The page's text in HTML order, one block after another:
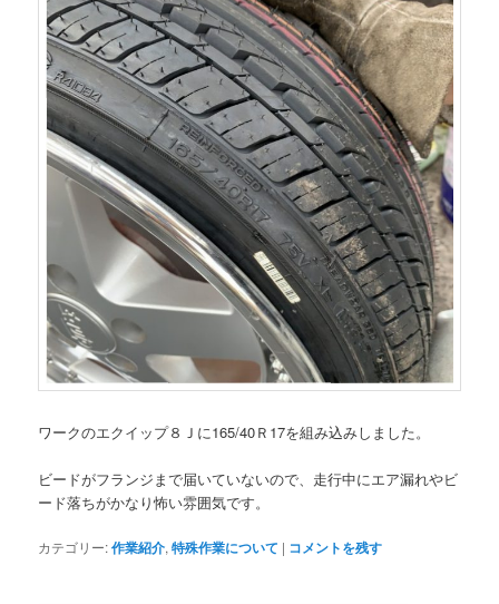
ワークのエクイップ８Ｊに165/40Ｒ17を組み込みしました。
ビードがフランジまで届いていないので、走行中にエア漏れやビ
ード落ちがかなり怖い雰囲気です。
カテゴリー:作業紹介,特殊作業について | コメントを残す